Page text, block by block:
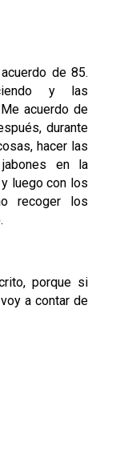
de 85.
y las
acuerdo de
durante
hacer las
en la
luego con los
recoger los
porque si
a contar de